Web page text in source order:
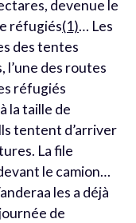
devenue le
réfugiés(1)… Les
des tentes
l’une des routes
réfugiés
la taille de
tentent d’arriver
La file
le camion…
les a déjà
de